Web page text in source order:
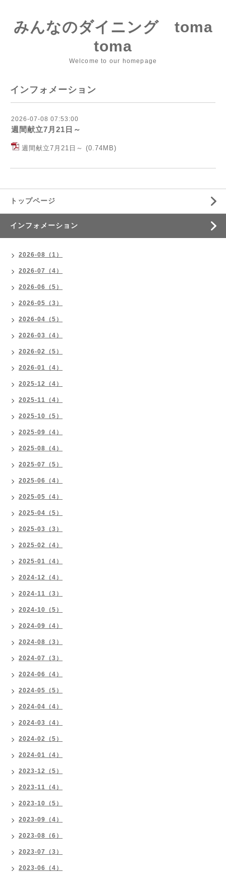
みんなのダイニング toma
toma
Welcome to our homepage
インフォメーション
2026-07-08 07:53:00
週間献立7月21日～
週間献立7月21日～ (0.74MB)
トップページ
インフォメーション
2026-08（1）
2026-07（4）
2026-06（5）
2026-05（3）
2026-04（5）
2026-03（4）
2026-02（5）
2026-01（4）
2025-12（4）
2025-11（4）
2025-10（5）
2025-09（4）
2025-08（4）
2025-07（5）
2025-06（4）
2025-05（4）
2025-04（5）
2025-03（3）
2025-02（4）
2025-01（4）
2024-12（4）
2024-11（3）
2024-10（5）
2024-09（4）
2024-08（3）
2024-07（3）
2024-06（4）
2024-05（5）
2024-04（4）
2024-03（4）
2024-02（5）
2024-01（4）
2023-12（5）
2023-11（4）
2023-10（5）
2023-09（4）
2023-08（6）
2023-07（3）
2023-06（4）